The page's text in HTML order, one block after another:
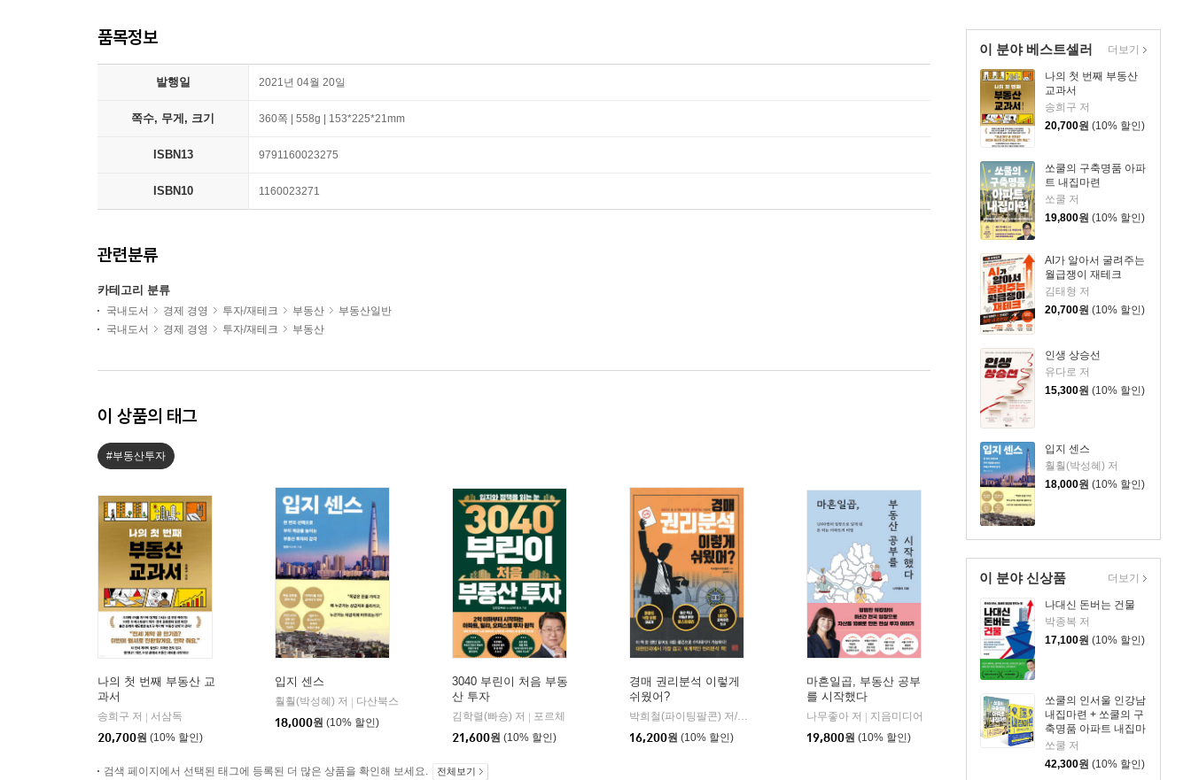
이 분야 베스트셀러
나의 첫 번째 부동산
교과서
송희구 저
20,700원 (10% 할인)
쏘쿨의 구축명품 아파
트 내집마련
쏘쿨 저
19,800원 (10% 할인)
AI가 알아서 굴려주는
월급쟁이 재테크
김태형 저
20,700원 (10% 할인)
인생 상승선
유다로 저
15,300원 (10% 할인)
입지 센스
훨훨(박성혜) 저
18,000원 (10% 할인)
더보기
이 분야 신상품
나대신 돈버는 건물
박종복 저
17,100원 (10% 할인)
쏘쿨의 인서울 인강남
내집마련 + 쏘쿨의 구
축명품 아파트 내집마
련 세트
쏘쿨 저
42,300원 (10% 할인)
더보기
품목정보
발행일 2021년 04월 20일
쪽수, 무게, 크기 360쪽 | 558g | 153*225*21mm
ISBN13 9791160023275
ISBN10 1160023271
관련분류
카테고리 분류
국내도서 경제 경영 투자/재테크 부동산
부동산일반
국내도서
경제 경영 투자/재테크 부동산
이 상품의 태그
#부동산투자
나의 첫 번째 부동산 교
과서
송희구 저
서삼독
20,700원 (10% 할인)
입지 센스
훨훨(박성혜) 저
다산북스
18,000원 (10% 할인)
3040 부린이 처음 부동
산 투자
김학렬(빠숑) 저
포르체
21,600원 (10% 할인)
경매 권리분석 이렇게
쉬웠어?
박희철(파이팅팔콘) 저/송희창 감수
지혜로
16,200원 (10% 할인)
마흔일곱, 부동산 공부
를 시작했다
나무좋아 저
지음미디어
19,800원 (10% 할인)
검색 페이지에서 선택된 태그에 등록된 더 많은 상품을 확인해 보세요. 전체보기